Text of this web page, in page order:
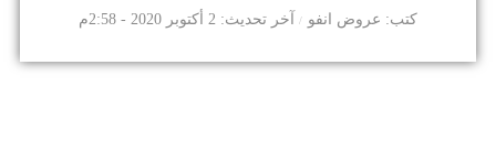
كتب عروض انفو آخر تحديث 2 أكتوبر 2020 - 2:58م